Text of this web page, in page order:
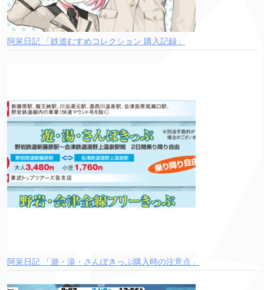
阿呆日記 「鉄道むすめコレクション 購入記録」
阿呆日記 「遊・湯・さんぽきっぷ購入時の注意点」